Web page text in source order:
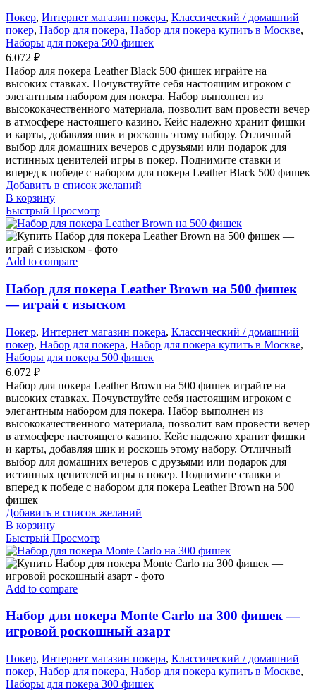
Покер, Интернет магазин покера, Классический / домашний
покер, Набор для покера, Набор для покера купить в Москве,
Наборы для покера 500 фишек
6.072 ₽
Набор для покера Leather Black 500 фишек играйте на
высоких ставках. Почувствуйте себя настоящим игроком с
элегантным набором для покера. Набор выполнен из
высококачественного материала, позволит вам провести вечер
в атмосфере настоящего казино. Кейс надежно хранит фишки
и карты, добавляя шик и роскошь этому набору. Отличный
выбор для домашних вечеров с друзьями или подарок для
истинных ценителей игры в покер. Поднимите ставки и
вперед к победе с набором для покера Leather Black 500 фишек
Добавить в список желаний
В корзину
Быстрый Просмотр
Add to compare
Набор для покера Leather Brown на 500 фишек
— играй с изыском
Покер, Интернет магазин покера, Классический / домашний
покер, Набор для покера, Набор для покера купить в Москве,
Наборы для покера 500 фишек
6.072 ₽
Набор для покера Leather Brown на 500 фишек играйте на
высоких ставках. Почувствуйте себя настоящим игроком с
элегантным набором для покера. Набор выполнен из
высококачественного материала, позволит вам провести вечер
в атмосфере настоящего казино. Кейс надежно хранит фишки
и карты, добавляя шик и роскошь этому набору. Отличный
выбор для домашних вечеров с друзьями или подарок для
истинных ценителей игры в покер. Поднимите ставки и
вперед к победе с набором для покера Leather Brown на 500
фишек
Добавить в список желаний
В корзину
Быстрый Просмотр
Add to compare
Набор для покера Monte Carlo на 300 фишек —
игровой роскошный азарт
Покер, Интернет магазин покера, Классический / домашний
покер, Набор для покера, Набор для покера купить в Москве,
Наборы для покера 300 фишек